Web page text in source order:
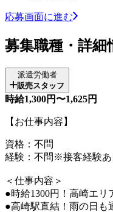
応募画面に進む
募集職種・詳細
派遣労働者
販売スタッフ
時給1,300円〜1,625円
【お仕事内容】
資格：不問
経験：不問※接客経験あ
＜仕事内容＞
●時給1300円！高崎エ
●高崎駅直結！雨の日も